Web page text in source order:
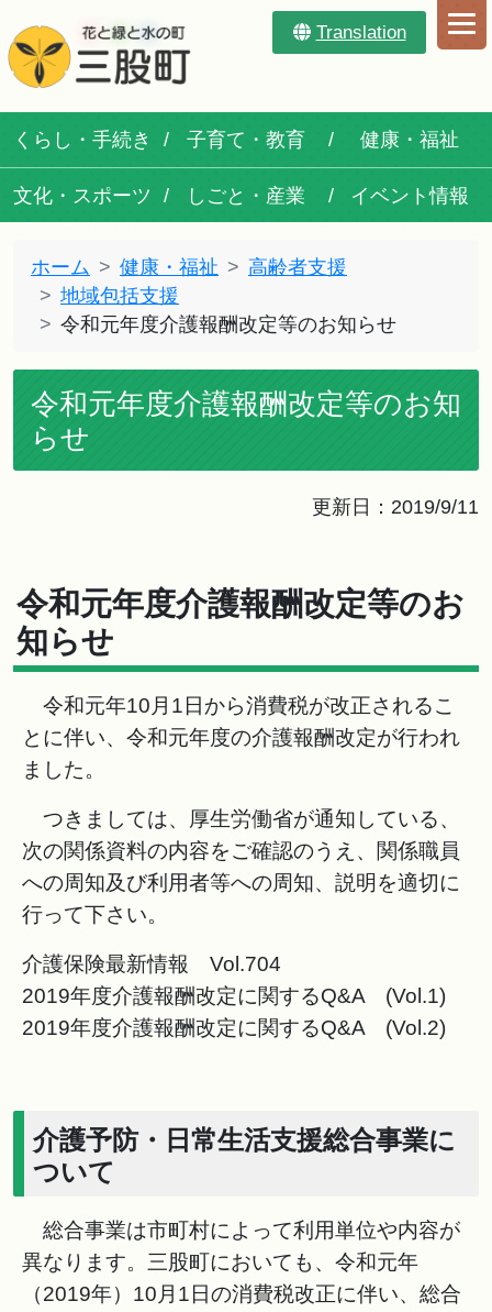
Translation
くらし・手続き 子育て・教育 健康・福祉
文化・スポーツ しごと・産業 イベント情報
ホーム 健康・福祉
高齢者支援
地域包括支援
令和元年度介護報酬改定等のお知らせ
令和元年度介護報酬改定等のお知
らせ
更新日：2019/9/11
令和元年度介護報酬改定等のお
知らせ
令和元年10月1日から消費税が改正されるこ
とに伴い、令和元年度の介護報酬改定が行われ
ました。
つきましては、厚生労働省が通知している、
次の関係資料の内容をご確認のうえ、関係職員
への周知及び利用者等への周知、説明を適切に
行って下さい。
介護保険最新情報 Vol.704
2019年度介護報酬改定に関するQ&A (Vol.1)
2019年度介護報酬改定に関するQ&A (Vol.2)
介護予防・日常生活支援総合事業に
ついて
総合事業は市町村によって利用単位や内容が
異なります。三股町においても、令和元年
（2019年）10月1日の消費税改正に伴い、総合